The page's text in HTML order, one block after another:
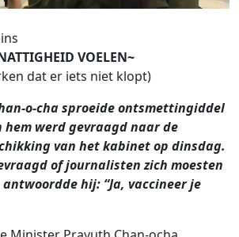
VOELEN~
dat er iets niet klopt)
o-cha sproeide ontsmettingiddel
hem werd gevraagd naar de
van het kabinet op dinsdag.
of journalisten zich moesten
hij: “Ja, vaccineer je